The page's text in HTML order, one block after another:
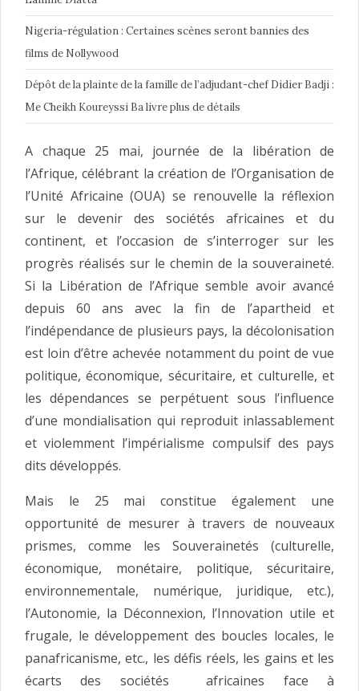
Nigeria-régulation : Certaines scènes seront bannies des
films de Nollywood
Dépôt de la plainte de la famille de l’adjudant-chef Didier Badji :
Me Cheikh Koureyssi Ba livre plus de détails
A chaque 25 mai, journée de la libération de
l’Afrique, célébrant la création de l’Organisation de
l’Unité Africaine (OUA) se renouvelle la réflexion
sur le devenir des sociétés africaines et du
continent, et l’occasion de s’interroger sur les
progrès réalisés sur le chemin de la souveraineté.
Si la Libération de l’Afrique semble avoir avancé
depuis 60 ans avec la fin de l’apartheid et
l’indépendance de plusieurs pays, la décolonisation
est loin d’être achevée notamment du point de vue
politique, économique, sécuritaire, et culturelle, et
les dépendances se perpétuent sous l’influence
d’une mondialisation qui reproduit inlassablement
et violemment l’impérialisme compulsif des pays
dits développés.
Mais le 25 mai constitue également une
opportunité de mesurer à travers de nouveaux
prismes, comme les Souverainetés (culturelle,
économique, monétaire, politique, sécuritaire,
environnementale, numérique, juridique, etc.),
l’Autonomie, la Déconnexion, l’Innovation utile et
frugale, le développement des boucles locales, le
panafricanisme, etc., les défis réels, les gains et les
écarts des sociétés africaines face à